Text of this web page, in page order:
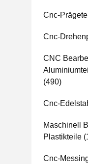
Cnc-
Cnc-
CNC
(490)
Cnc-
Maschinell
Plastikteile
Cnc-